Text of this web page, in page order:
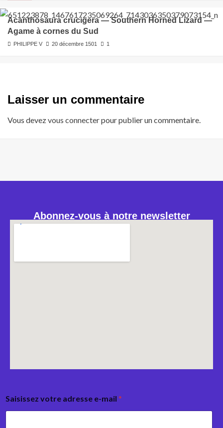
Acanthosaura crucigera — Southern Horned Lizard —
Agame à cornes du Sud
PHILIPPE V 20 décembre 1501 1
Laisser un commentaire
Vous devezvous connecterpour publier un commentaire.
Abonnez-vous à notre newsletter
Saisissez votre adresse e-mail *